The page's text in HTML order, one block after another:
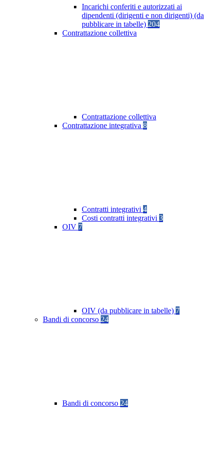
Incarichi conferiti e autorizzati ai
dipendenti (dirigenti e non dirigenti) (da
pubblicare in tabelle) 204
Contrattazione collettiva
Contrattazione collettiva
Contrattazione integrativa 8
Contratti integrativi 4
Costi contratti integrativi 3
OIV 7
OIV (da pubblicare in tabelle) 7
Bandi di concorso 24
Bandi di concorso 24